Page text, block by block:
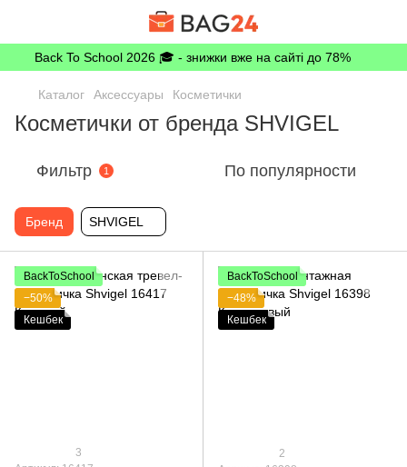
Back To School 2026 🎓 - знижки вже на сайті до 78%
Каталог Аксессуары Косметички
Косметички от бренда SHVIGEL
Фильтр 1 По популярности
Бренд SHVIGEL
BackToSchool
−50%
Кешбек
3
BackToSchool
−48%
Кешбек
2